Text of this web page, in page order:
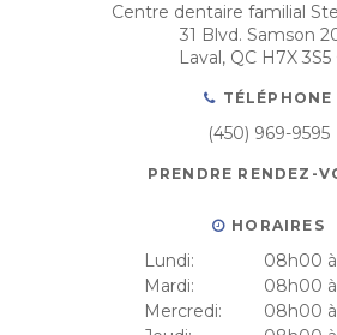
Centre dentaire familial
31 Blvd. Samson
Laval
QC H7X 3S5
TÉLÉPHONE
(450) 969-9595
PRENDRE RENDEZ-
HORAIRES
Lundi:
08h00
Mardi:
08h00
Mercredi:
08h00